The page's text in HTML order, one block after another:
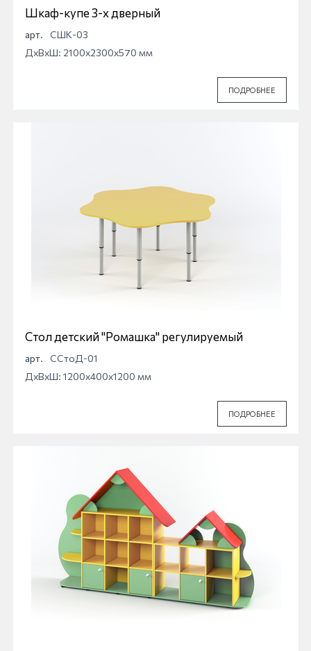
Шкаф-купе 3-х дверный
арт.
СШК-03
ДхВхШ: 2100x2300x570 мм
ПОДРОБНЕЕ
Стол детский "Ромашка" регулируемый
арт.
ССтоД-01
ДхВхШ: 1200x400x1200 мм
ПОДРОБНЕЕ